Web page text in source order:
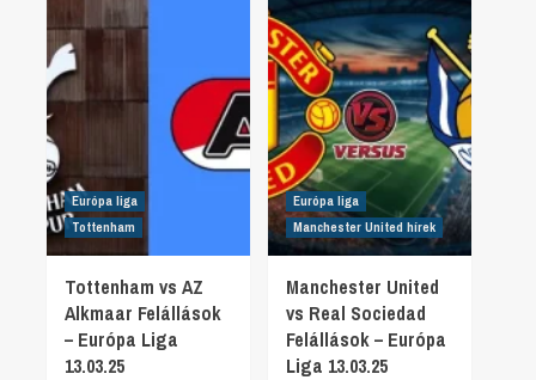
Európa liga
Tottenham
Tottenham vs AZ
Alkmaar Felállások
– Európa Liga
13.03.25
Európa liga
Manchester United hírek
Manchester United
vs Real Sociedad
Felállások – Európa
Liga 13.03.25